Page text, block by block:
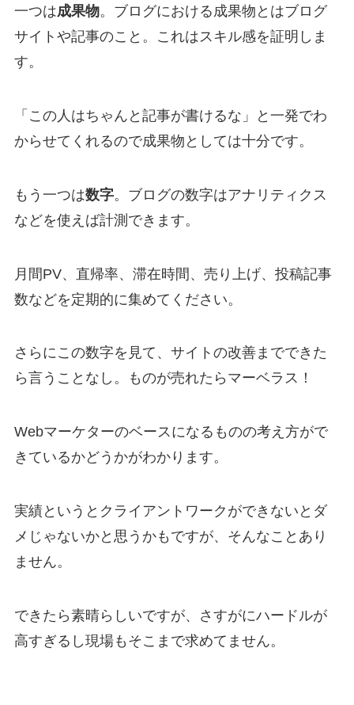
一つは成果物。ブログにおける成果物とはブログ
サイトや記事のこと。これはスキル感を証明しま
す。
「この人はちゃんと記事が書けるな」と一発でわ
からせてくれるので成果物としては十分です。
もう一つは数字。ブログの数字はアナリティクス
などを使えば計測できます。
月間PV、直帰率、滞在時間、売り上げ、投稿記事
数などを定期的に集めてください。
さらにこの数字を見て、サイトの改善までできた
ら言うことなし。ものが売れたらマーベラス！
Webマーケターのベースになるものの考え方がで
きているかどうかがわかります。
実績というとクライアントワークができないとダ
メじゃないかと思うかもですが、そんなことあり
ません。
できたら素晴らしいですが、さすがにハードルが
高すぎるし現場もそこまで求めてません。